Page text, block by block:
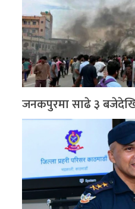
जनकपुरमा साढे ३